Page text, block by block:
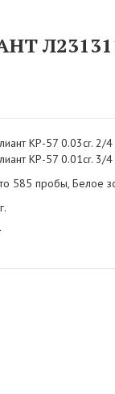
КР-57 0.03cr. 2/
КР-57 0.01cr. 3/
585 пробы, Белое